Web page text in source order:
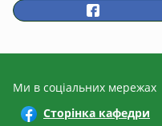
Ми в соціальних мережах
Сторінка кафедри